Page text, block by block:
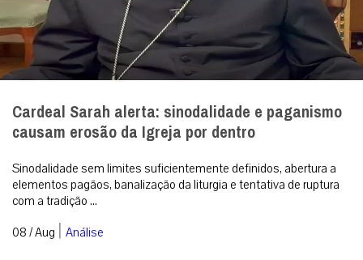
Cardeal Sarah alerta: sinodalidade e paganismo
causam erosão da Igreja por dentro
Sinodalidade sem limites suficientemente definidos, abertura a
elementos pagãos, banalização da liturgia e tentativa de ruptura
com a tradição ...
08 / Aug | Análise